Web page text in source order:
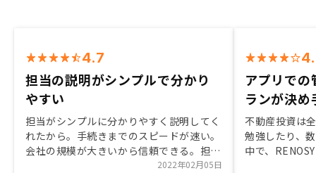
4.7
担当の説明がシンプルで分かり
やすい
担当がシンプルに分かりやすく説明してく
れたから。手続きまでのスピードが速い。
会社の規模が大きいから信頼できる。担当
の返信が早いから安心した。WEB面談な
2022年02月05日
アプリで
ランが決め
不動産投資は
勉強したり、
中で、